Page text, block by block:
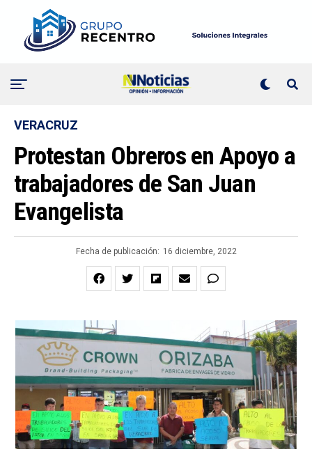
VERACRUZ
Protestan Obreros en Apoyo a
trabajadores de San Juan
Evangelista
Fecha de publicación: 16 diciembre, 2022